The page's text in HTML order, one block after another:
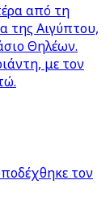
από τη
της Αιγύπτου,
Θηλέων.
με τον
τον